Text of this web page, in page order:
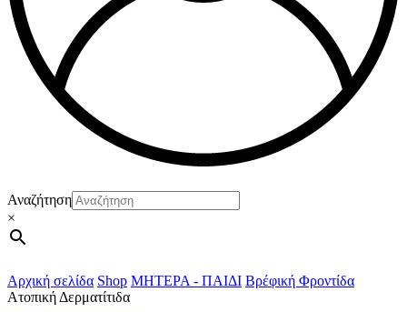
Αναζήτηση
×
Αρχική σελίδα Shop ΜΗΤΕΡΑ - ΠΑΙΔΙ Βρέφική Φροντίδα
Ατοπική Δερματίτιδα